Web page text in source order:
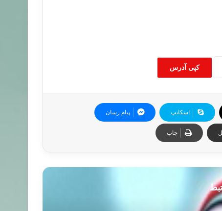
کپی آدرس
اسکایپ پیام رسان
چاپ